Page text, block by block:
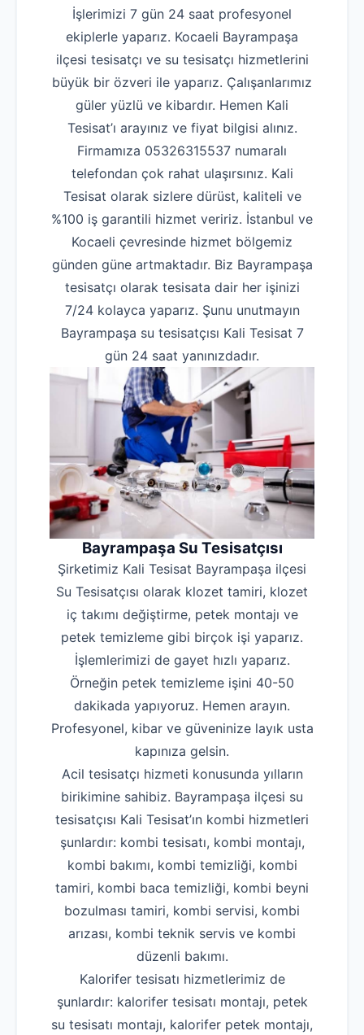
İşlerimizi 7 gün 24 saat profesyonel
ekiplerle yaparız. Kocaeli Bayrampaşa
ilçesi tesisatçı ve su tesisatçı hizmetlerini
büyük bir özveri ile yaparız. Çalışanlarımız
güler yüzlü ve kibardır. Hemen Kali
Tesisat’ı arayınız ve fiyat bilgisi alınız.
Firmamıza 05326315537 numaralı
telefondan çok rahat ulaşırsınız. Kali
Tesisat olarak sizlere dürüst, kaliteli ve
%100 iş garantili hizmet veririz. İstanbul ve
Kocaeli çevresinde hizmet bölgemiz
günden güne artmaktadır. Biz Bayrampaşa
tesisatçı olarak tesisata dair her işinizi
7/24 kolayca yaparız. Şunu unutmayın
Bayrampaşa su tesisatçısı Kali Tesisat 7
gün 24 saat yanınızdadır.
Bayrampaşa Su Tesisatçısı
Şirketimiz Kali Tesisat Bayrampaşa ilçesi
Su Tesisatçısı olarak klozet tamiri, klozet
iç takımı değiştirme, petek montajı ve
petek temizleme gibi birçok işi yaparız.
İşlemlerimizi de gayet hızlı yaparız.
Örneğin petek temizleme işini 40-50
dakikada yapıyoruz. Hemen arayın.
Profesyonel, kibar ve güveninize layık usta
kapınıza gelsin.
Acil tesisatçı hizmeti konusunda yılların
birikimine sahibiz. Bayrampaşa ilçesi su
tesisatçısı Kali Tesisat’ın kombi hizmetleri
şunlardır: kombi tesisatı, kombi montajı,
kombi bakımı, kombi temizliği, kombi
tamiri, kombi baca temizliği, kombi beyni
bozulması tamiri, kombi servisi, kombi
arızası, kombi teknik servis ve kombi
düzenli bakımı.
Kalorifer tesisatı hizmetlerimiz de
şunlardır: kalorifer tesisatı montajı, petek
su tesisatı montajı, kalorifer petek montajı,